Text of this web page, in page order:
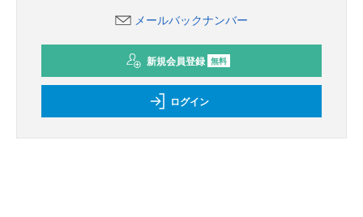
メールバックナンバー
新規会員登録 無料
ログイン